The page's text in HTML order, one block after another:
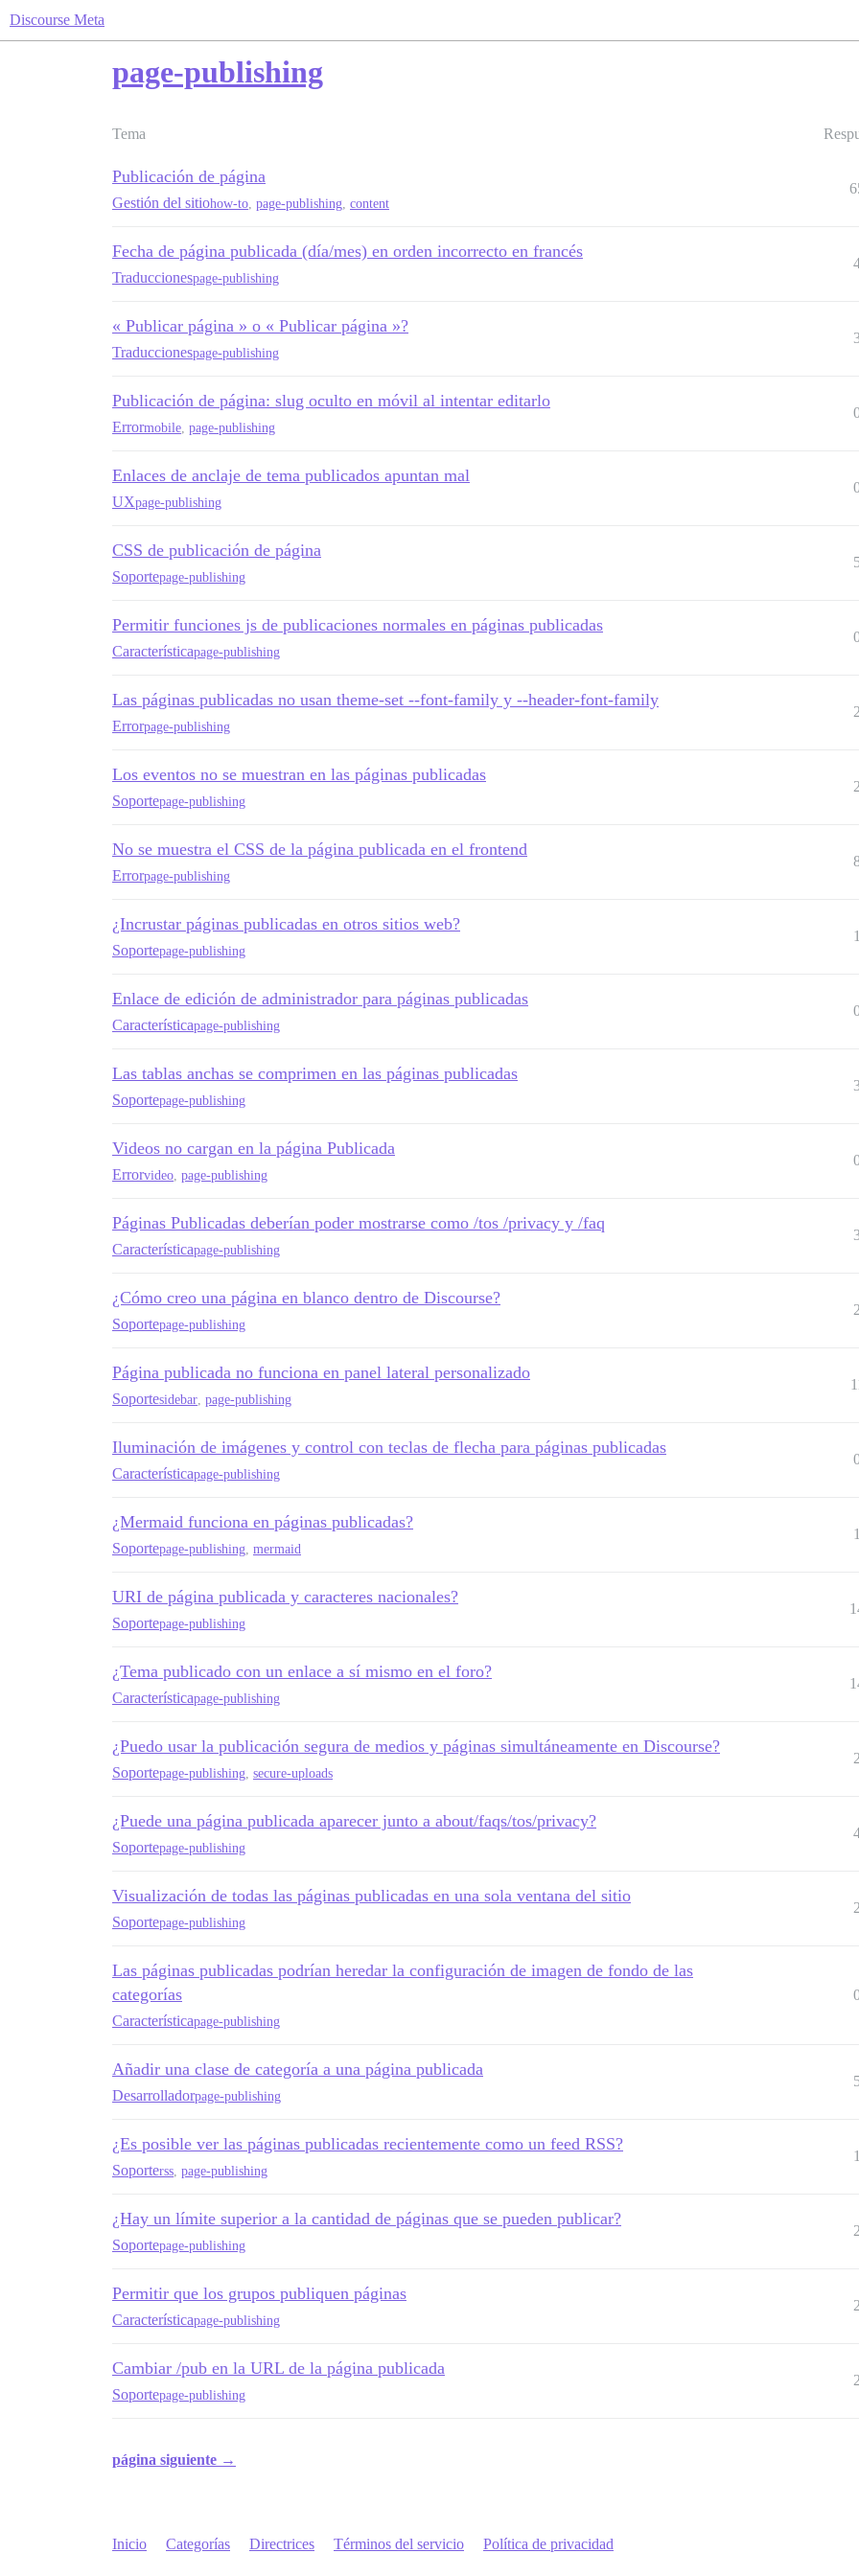
Discourse Meta
page-publishing
Tema
Publicación de página
Gestión del sitiohow-to page-publishing content
Fecha de página publicada (día/mes) en orden incorrecto en francés
Traduccionespage-publishing
« Publicar página » o « Publicar página »?
Traduccionespage-publishing
Publicación de página: slug oculto en móvil al intentar editarlo
Errormobile page-publishing
Enlaces de anclaje de tema publicados apuntan mal
UXpage-publishing
CSS de publicación de página
Soportepage-publishing
Permitir funciones js de publicaciones normales en páginas publicadas
Característicapage-publishing
Las páginas publicadas no usan theme-set --font-family y --header-font-family
Errorpage-publishing
Los eventos no se muestran en las páginas publicadas
Soportepage-publishing
No se muestra el CSS de la página publicada en el frontend
Errorpage-publishing
¿Incrustar páginas publicadas en otros sitios web?
Soportepage-publishing
Enlace de edición de administrador para páginas publicadas
Característicapage-publishing
Las tablas anchas se comprimen en las páginas publicadas
Soportepage-publishing
Videos no cargan en la página Publicada
Errorvideo page-publishing
Páginas Publicadas deberían poder mostrarse como /tos /privacy y /faq
Característicapage-publishing
¿Cómo creo una página en blanco dentro de Discourse?
Soportepage-publishing
Página publicada no funciona en panel lateral personalizado
Soportesidebar page-publishing
Iluminación de imágenes y control con teclas de flecha para páginas publicadas
Característicapage-publishing
¿Mermaid funciona en páginas publicadas?
Soportepage-publishing mermaid
URI de página publicada y caracteres nacionales?
Soportepage-publishing
¿Tema publicado con un enlace a sí mismo en el foro?
Característicapage-publishing
¿Puedo usar la publicación segura de medios y páginas simultáneamente en Discourse?
Soportepage-publishing secure-uploads
¿Puede una página publicada aparecer junto a about/faqs/tos/privacy?
Soportepage-publishing
Visualización de todas las páginas publicadas en una sola ventana del sitio
Soportepage-publishing
Las páginas publicadas podrían heredar la configuración de imagen de fondo de las
categorías
Característicapage-publishing
Añadir una clase de categoría a una página publicada
Desarrolladorpage-publishing
¿Es posible ver las páginas publicadas recientemente como un feed RSS?
Soporterss page-publishing
¿Hay un límite superior a la cantidad de páginas que se pueden publicar?
Soportepage-publishing
Permitir que los grupos publiquen páginas
Característicapage-publishing
Cambiar /pub en la URL de la página publicada
Soportepage-publishing
página siguiente →
Inicio Categorías Directrices Términos del servicio Política de privacidad